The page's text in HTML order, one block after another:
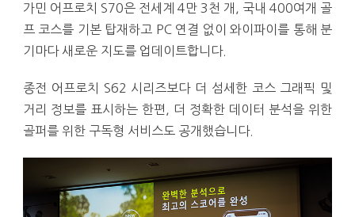
가민 어프로치 S70은 전세계 4만 3천 개, 국내 400여개 골
프 코스를 기본 탑재하고 PC 연결 없이 와이파이를 통해 분
기마다 새로운 지도를 업데이트합니다.
종전 어프로치 S62 시리즈보다 더 섬세한 코스 그래픽 및
거리 정보를 표시하는 한편, 더 정확한 데이터 분석을 위한
골퍼를 위한 구독형 서비스도 공개했습니다.